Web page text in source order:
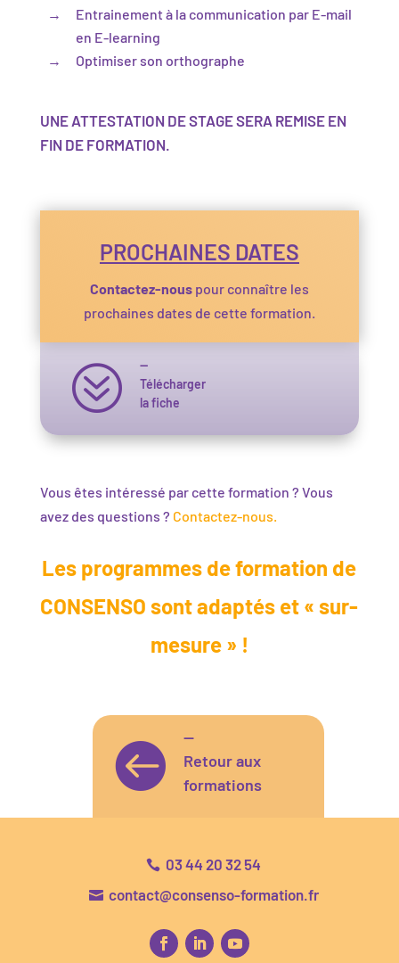
Entrainement à la communication par E-mail
en E-learning
Optimiser son orthographe
UNE ATTESTATION DE STAGE SERA REMISE EN
FIN DE FORMATION.
PROCHAINES DATES
Contactez-nouspour connaître les
prochaines dates de cette formation.
?
—
Télécharger
la fiche
Vous êtes intéressé par cette formation ? Vous
avez des questions ? Contactez-nous.
Les programmes de formation de
CONSENSO sont adaptés et « sur-
mesure » !

—
Retour aux
formations
 03 44 20 32 54
 contact@consenso-formation.fr